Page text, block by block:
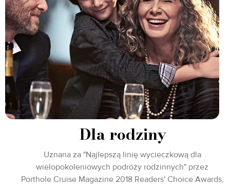
Dla rodziny
Uznana za "Najlepszą linię wycieczkową dla
wielopokoleniowych podróży rodzinnych" przez
Porthole Cruise Magazine 2018 Readers' Choice Awards,